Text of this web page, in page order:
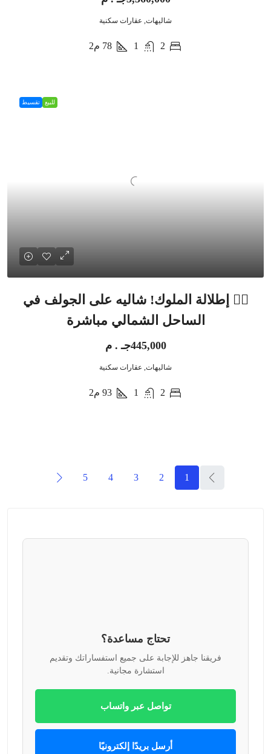
شاليهات, عقارات سكنية
2
1
78 م2
للبيع تقسيط
🏌️‍♂️ إطلالة الملوك! شاليه على الجولف في
الساحل الشمالي مباشرة
445,000جـ . م
شاليهات, عقارات سكنية
2
1
93 م2
1
2
3
4
5
تحتاج مساعدة؟
فريقنا جاهز للإجابة على جميع استفساراتك وتقديم
استشارة مجانية.
تواصل عبر واتساب
أرسل بريدًا إلكترونيًا